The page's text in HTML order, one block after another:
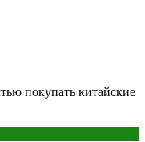
покупать китайские